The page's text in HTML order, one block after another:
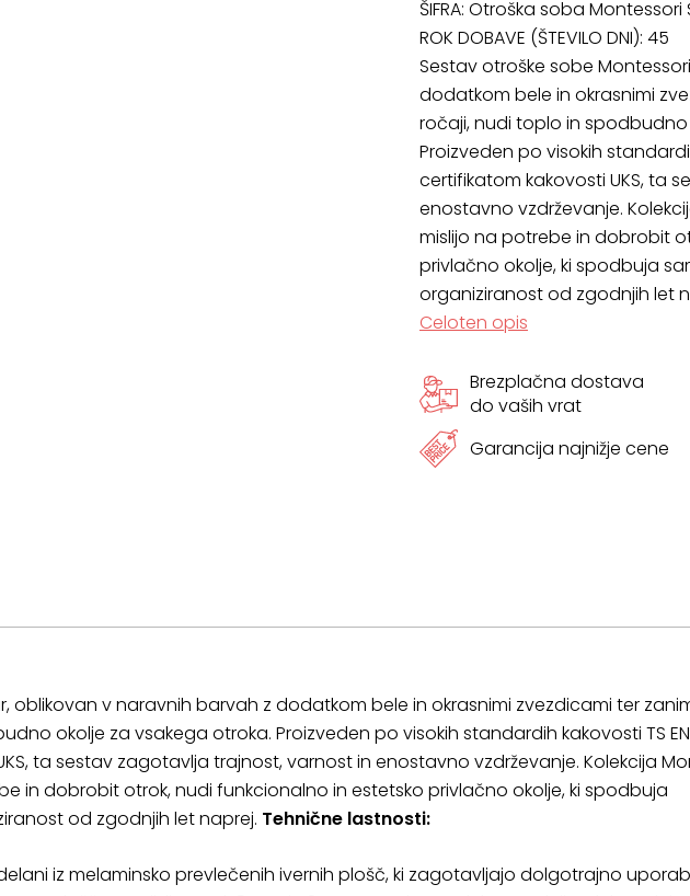
ŠIFRA: Otroška soba Montessori
ROK DOBAVE (ŠTEVILO DNI): 45
Sestav otroške sobe
dodatkom bele in okrasnimi
ročaji, nudi toplo in
Proizveden po visokih
certifikatom kakovosti UKS, ta
enostavno vzdrževanje.
mislijo na potrebe in dobrobit
privlačno okolje, ki spodbuja
organiziranost od zgodnjih let
Celoten opis
Brezplačna dostava
do vaših vrat
Garancija najnižje cene
oblikovan v naravnih barvah z dodatkom bele in okrasnimi zvezdicami ter
okolje za vsakega otroka. Proizveden po visokih standardih kakovosti TS EN
ta sestav zagotavlja trajnost, varnost in enostavno vzdrževanje. Kolekcija
in dobrobit otrok, nudi funkcionalno in estetsko privlačno okolje, ki spodbuja
od zgodnjih let naprej. Tehnične lastnosti:
iz melaminsko prevlečenih ivernih plošč, ki zagotavljajo dolgotrajno